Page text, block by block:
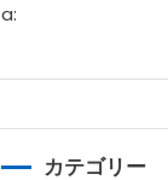
a:
カテゴリー